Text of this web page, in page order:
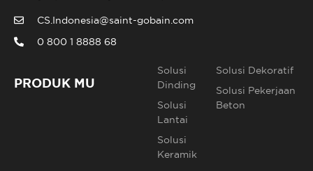
CS.Indonesia@saint-gobain.com
0 800 1 8888 68
PRODUK MU
Solusi
Dinding
Solusi
Lantai
Solusi
Keramik
Solusi Dekoratif
Solusi Pekerjaan
Beton